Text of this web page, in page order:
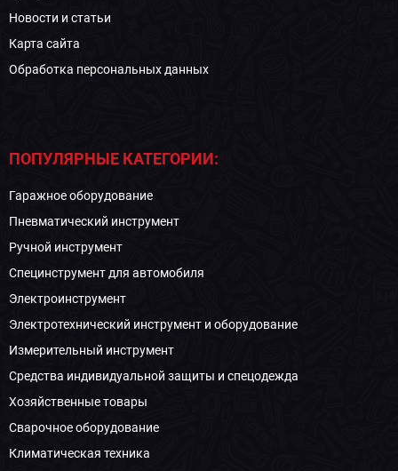
Новости и статьи
Карта сайта
Обработка персональных данных
ПОПУЛЯРНЫЕ КАТЕГОРИИ:
Гаражное оборудование
Пневматический инструмент
Ручной инструмент
Специнструмент для автомобиля
Электроинструмент
Электротехнический инструмент и оборудование
Измерительный инструмент
Средства индивидуальной защиты и спецодежда
Хозяйственные товары
Сварочное оборудование
Климатическая техника